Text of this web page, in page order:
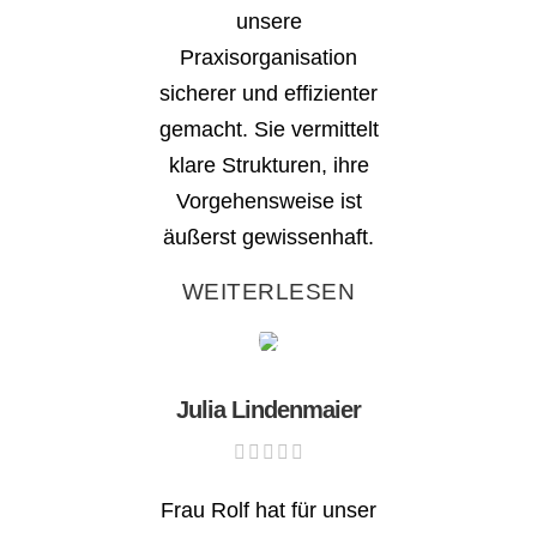
unsere
Praxisorganisation
sicherer und effizienter
gemacht. Sie vermittelt
klare Strukturen, ihre
Vorgehensweise ist
äußerst gewissenhaft.
WEITERLESEN
Julia Lindenmaier
Frau Rolf hat für unser